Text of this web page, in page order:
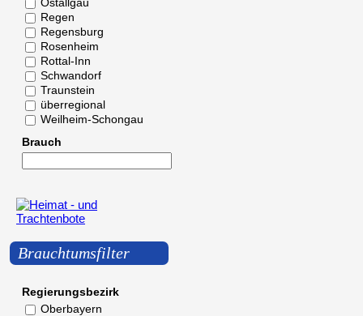
Regen
Regensburg
Rosenheim
Rottal-Inn
Schwandorf
Traunstein
überregional
Weilheim-Schongau
Brauch
Brauchtumsfilter
Regierungsbezirk
Oberbayern